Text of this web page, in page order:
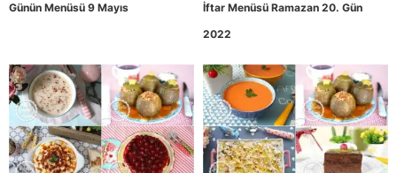
Günün Menüsü 9 Mayıs
İftar Menüsü Ramazan 20. Gün
2022